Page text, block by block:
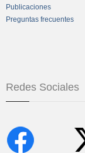
Publicaciones
Preguntas frecuentes
Redes Sociales